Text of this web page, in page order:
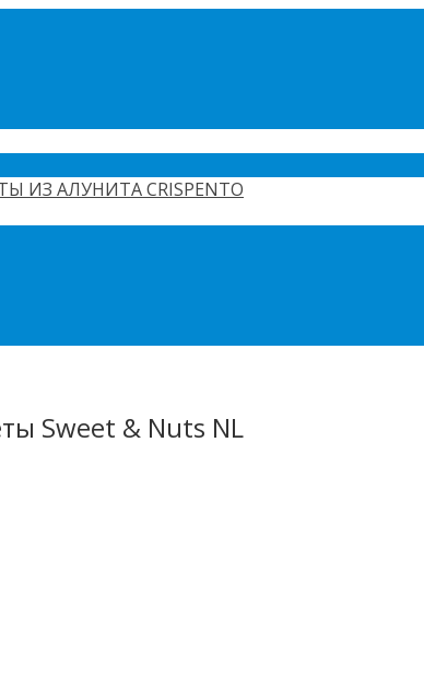
ИЗ АЛУНИТА CRISPENTO
Sweet & Nuts NL